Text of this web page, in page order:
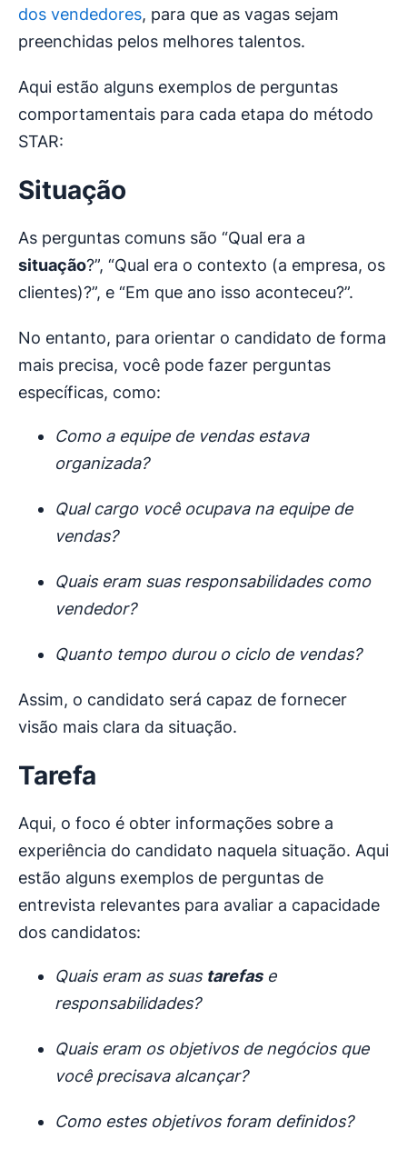
dos vendedores, para que as vagas sejam
preenchidas pelos melhores talentos.
Aqui estão alguns exemplos de perguntas
comportamentais para cada etapa do método
STAR:
Situação
As perguntas comuns são “Qual era a
situação?”, “Qual era o contexto (a empresa, os
clientes)?”, e “Em que ano isso aconteceu?”.
No entanto, para orientar o candidato de forma
mais precisa, você pode fazer perguntas
específicas, como:
Como a equipe de vendas estava
organizada?
Qual cargo você ocupava na equipe de
vendas?
Quais eram suas responsabilidades como
vendedor?
Quanto tempo durou o ciclo de vendas?
Assim, o candidato será capaz de fornecer
visão mais clara da situação.
Tarefa
Aqui, o foco é obter informações sobre a
experiência do candidato naquela situação. Aqui
estão alguns exemplos de perguntas de
entrevista relevantes para avaliar a capacidade
dos candidatos:
Quais eram as suas tarefase
responsabilidades?
Quais eram os objetivos de negócios que
você precisava alcançar?
Como estes objetivos foram definidos?